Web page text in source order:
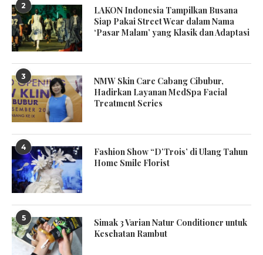
2
LAKON Indonesia Tampilkan Busana
Siap Pakai Street Wear dalam Nama
‘Pasar Malam’ yang Klasik dan Adaptasi
3
NMW Skin Care Cabang Cibubur,
Hadirkan Layanan MedSpa Facial
Treatment Series
4
Fashion Show “D’Trois’ di Ulang Tahun
Home Smile Florist
5
Simak 3 Varian Natur Conditioner untuk
Kesehatan Rambut